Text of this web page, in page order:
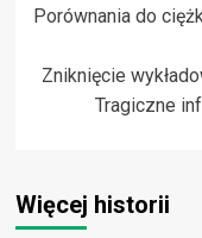
Porównania do
Zniknięcie
Tragiczne
Więcej historii